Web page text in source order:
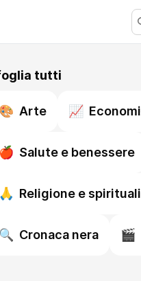
tutti
🎨 Arte 📈
🍎 Salute e benessere
🙏 Religione e
🔍 Cronaca nera 🎬